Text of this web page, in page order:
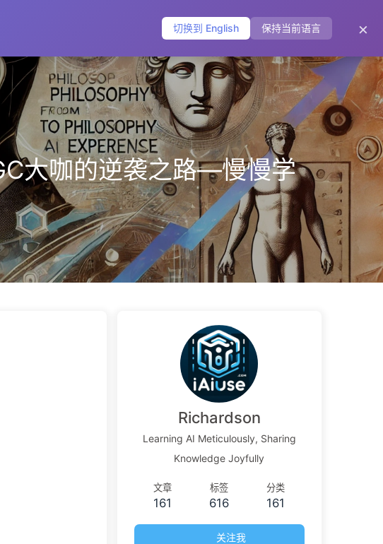
切换到 English 保持当前语言 ×
标签 分类 友链 关于
大咖的逆袭之路—慢慢学
Richardson
Learning AI Meticulously, Sharing
Knowledge Joyfully
文章
161
标签
616
分类
161
关注我